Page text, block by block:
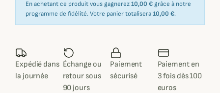
En achetant ce produit vous gagnerez10,00 € grâce à notre
programme de fidélité. Votre panier totalisera10,00 €.
Expédié dans
la journée
Échange ou
retour sous
90 jours
Paiement
sécurisé
Paiement en
3 fois dès 100
euros